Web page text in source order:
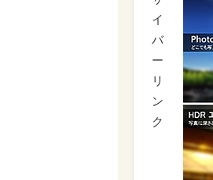
イ
バ
ー
リ
ン
ク